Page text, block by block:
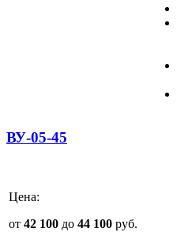
ВУ-05-45
Цена:
от 42 100 до 44 100 руб.